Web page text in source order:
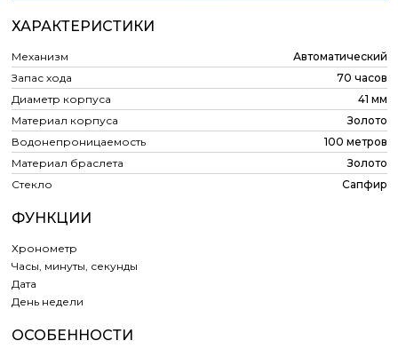
ХАРАКТЕРИСТИКИ
Механизм
Автоматический
Запас хода
70 часов
Диаметр корпуса
41 мм
Материал корпуса
Золото
Водонепроницаемость
100 метров
Материал браслета
Золото
Стекло
Сапфир
ФУНКЦИИ
Хронометр
Часы, минуты, секунды
Дата
День недели
ОСОБЕННОСТИ